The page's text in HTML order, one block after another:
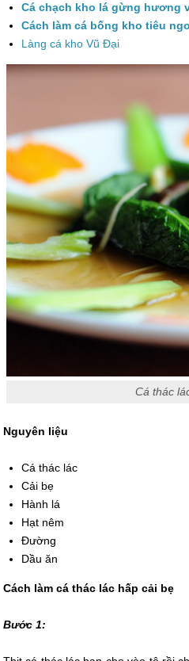
Cá chạch kho lá gừng hương
Cách làm cá bống kho tiêu
Làng cá kho Vũ Đại
Cá thác
Nguyên liệu
Cá thác lác
Cải bẹ
Hành lá
Hạt nêm
Đường
Dầu ăn
Cách làm cá thác lác hấp cải bẹ
Bước 1: